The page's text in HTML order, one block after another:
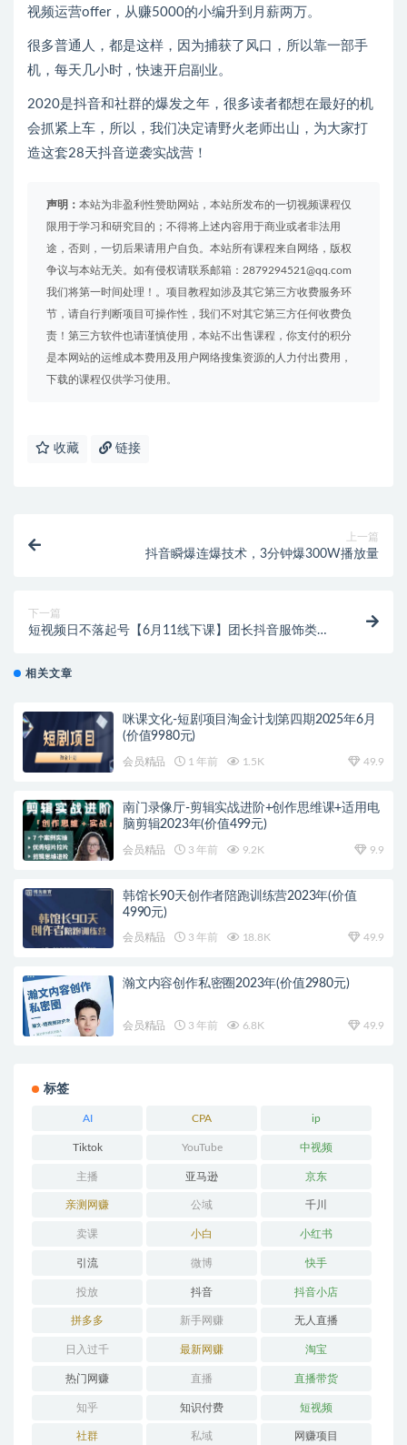
视频运营offer，从赚5000的小编升到月薪两万。
很多普通人，都是这样，因为捕获了风口，所以靠一部手
机，每天几小时，快速开启副业。
2020是抖音和社群的爆发之年，很多读者都想在最好的机
会抓紧上车，所以，我们决定请野火老师出山，为大家打
造这套28天抖音逆袭实战营！
声明： 本站为非盈利性赞助网站，本站所发布的一切视频课程仅
限用于学习和研究目的；不得将上述内容用于商业或者非法用
途，否则，一切后果请用户自负。本站所有课程来自网络，版权
争议与本站无关。如有侵权请联系邮箱：2879294521@qq.com
我们将第一时间处理！。项目教程如涉及其它第三方收费服务环
节，请自行判断项目可操作性，我们不对其它第三方任何收费负
责！第三方软件也请谨慎使用，本站不出售课程，你支付的积分
是本网站的运维成本费用及用户网络搜集资源的人力付出费用，
下载的课程仅供学习使用。
收藏 链接
上一篇
抖音瞬爆连爆技术，3分钟爆300W播放量
下一篇
短视频日不落起号【6月11线下课】团长抖音服饰类目
相关文章
咪课文化-短剧项目淘金计划第四期2025年6月
(价值9980元)
会员精品 1 年前 1.5K 49.9
南门录像厅-剪辑实战进阶+创作思维课+适用电
脑剪辑2023年(价值499元)
会员精品 3 年前 9.2K 9.9
韩馆长90天创作者陪跑训练营2023年(价值
4990元)
会员精品 3 年前 18.8K 49.9
瀚文内容创作私密圈2023年(价值2980元)
会员精品 3 年前 6.8K 49.9
标签
AI CPA ip
Tiktok YouTube 中视频
主播 亚马逊 京东
亲测网赚 公域 千川
卖课 小白 小红书
引流 微博 快手
投放 抖音 抖音小店
拼多多 新手网赚 无人直播
日入过千 最新网赚 淘宝
热门网赚 直播 直播带货
知乎 知识付费 短视频
社群 私域 网赚项目